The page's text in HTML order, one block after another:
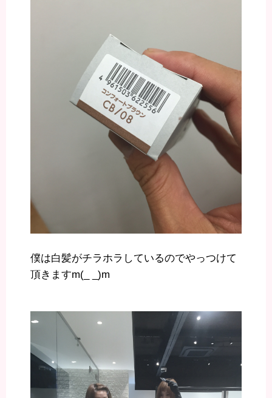
僕は白髪がチラホラしているのでやっつけて
頂きますm(_ _)m